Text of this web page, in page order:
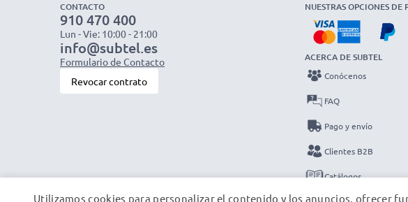
CONTACTO
910 470 400
Lun - Vie: 10:00 - 21:00
info@subtel.es
Formulario de Contacto
Revocar contrato
NUESTRAS OPCIONES DE
ACERCA DE SUBTEL
Conócenos
FAQ
Pago y envío
Clientes B2B
Catálogos
Utilizamos cookies para personalizar el contenido y los anuncios, ofrecer